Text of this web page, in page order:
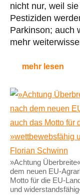
nicht nur, weil
Pestiziden
Parkinson; auch
mehr
mehr lesen
»Achtung
dem neuen EU-
Motto für die EU-
und